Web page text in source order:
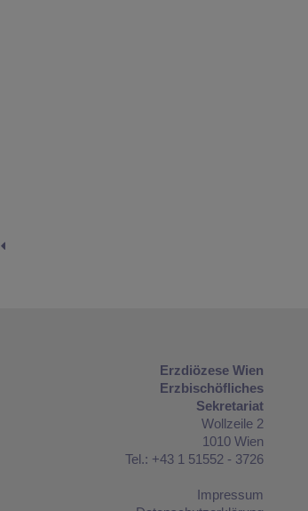
Erzdiözese Wien
Erzbischöfliches
Sekretariat
Wollzeile 2
1010 Wien
Tel.: +43 1 51552 - 3726
Impressum